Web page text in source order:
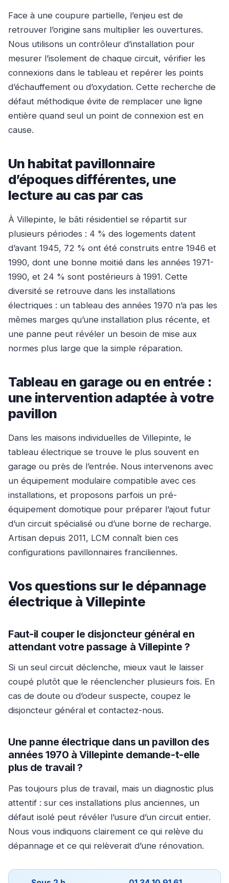
Face à une coupure partielle, l’enjeu est de
retrouver l’origine sans multiplier les ouvertures.
Nous utilisons un contrôleur d’installation pour
mesurer l’isolement de chaque circuit, vérifier les
connexions dans le tableau et repérer les points
d’échauffement ou d’oxydation. Cette recherche de
défaut méthodique évite de remplacer une ligne
entière quand seul un point de connexion est en
cause.
Un habitat pavillonnaire
d’époques différentes, une
lecture au cas par cas
À Villepinte, le bâti résidentiel se répartit sur
plusieurs périodes : 4 % des logements datent
d’avant 1945, 72 % ont été construits entre 1946 et
1990, dont une bonne moitié dans les années 1971-
1990, et 24 % sont postérieurs à 1991. Cette
diversité se retrouve dans les installations
électriques : un tableau des années 1970 n’a pas les
mêmes marges qu’une installation plus récente, et
une panne peut révéler un besoin de mise aux
normes plus large que la simple réparation.
Tableau en garage ou en entrée :
une intervention adaptée à votre
pavillon
Dans les maisons individuelles de Villepinte, le
tableau électrique se trouve le plus souvent en
garage ou près de l’entrée. Nous intervenons avec
un équipement modulaire compatible avec ces
installations, et proposons parfois un pré-
équipement domotique pour préparer l’ajout futur
d’un circuit spécialisé ou d’une borne de recharge.
Artisan depuis 2011, LCM connaît bien ces
configurations pavillonnaires franciliennes.
Vos questions sur le dépannage
électrique à Villepinte
Faut-il couper le disjoncteur général en
attendant votre passage à Villepinte ?
Si un seul circuit déclenche, mieux vaut le laisser
coupé plutôt que le réenclencher plusieurs fois. En
cas de doute ou d’odeur suspecte, coupez le
disjoncteur général et contactez-nous.
Une panne électrique dans un pavillon des
années 1970 à Villepinte demande-t-elle
plus de travail ?
Pas toujours plus de travail, mais un diagnostic plus
attentif : sur ces installations plus anciennes, un
défaut isolé peut révéler l’usure d’un circuit entier.
Nous vous indiquons clairement ce qui relève du
dépannage et ce qui relèverait d’une rénovation.